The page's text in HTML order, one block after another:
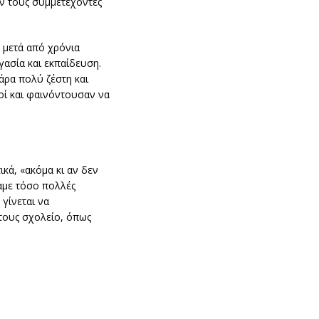
από χρόνια
και εκπαίδευση.
πολύ ζέστη και
και φαινόντουσαν να
«ακόμα κι αν δεν
τόσο πολλές
να
σχολείο, όπως